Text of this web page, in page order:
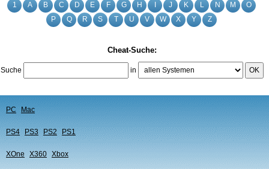
1 A B C D E F G H J K L N M
O
P
Q R S T U V W X Y Z
Cheat-Suche:
Suche in OK
PC Mac
PS4 PS3 PS2 PS1
XOne X360 Xbox